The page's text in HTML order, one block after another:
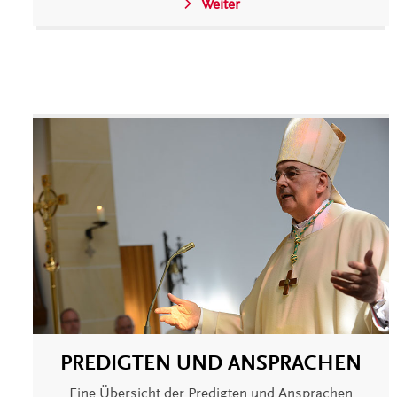
Weiter
PREDIGTEN UND ANSPRACHEN
Eine Übersicht der Predigten und Ansprachen